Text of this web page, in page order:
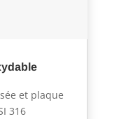
et plaque
316